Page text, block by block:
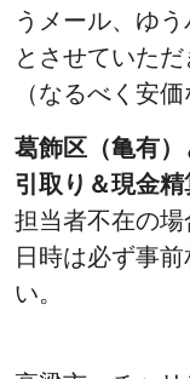
うメール、ゆ
とさせていただ
（なるべく安
葛飾区（亀有
引取り＆現金精
担当者不在の
日時は必ず事
い。